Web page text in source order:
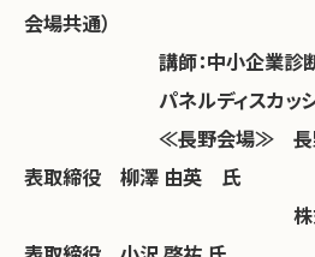
会場共通）
講師：中小企業診断
パネルディスカッション
≪長野会場≫ 長野テク
表取締役 柳澤 由英 氏
株式会社マス